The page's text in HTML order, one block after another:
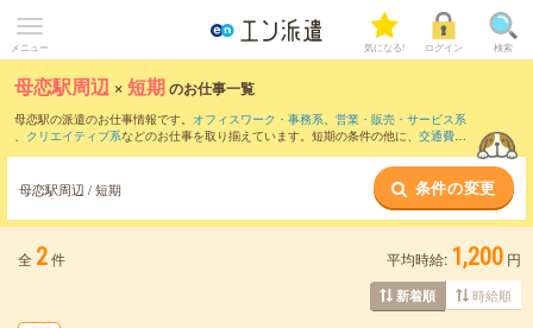
メニュー 気になる! ログイン 検索
母恋駅周辺 ×短期のお仕事一覧
母恋駅の派遣のお仕事情報です。 オフィスワーク・事務系、 営業・販売・サービス系
、 クリエイティブ系などのお仕事を取り揃えています。短期の条件の他に、 交通費別
母恋駅周辺 / 短期 条件の変更
全 2件 平均時給: 1,200 円
新着順 時給順